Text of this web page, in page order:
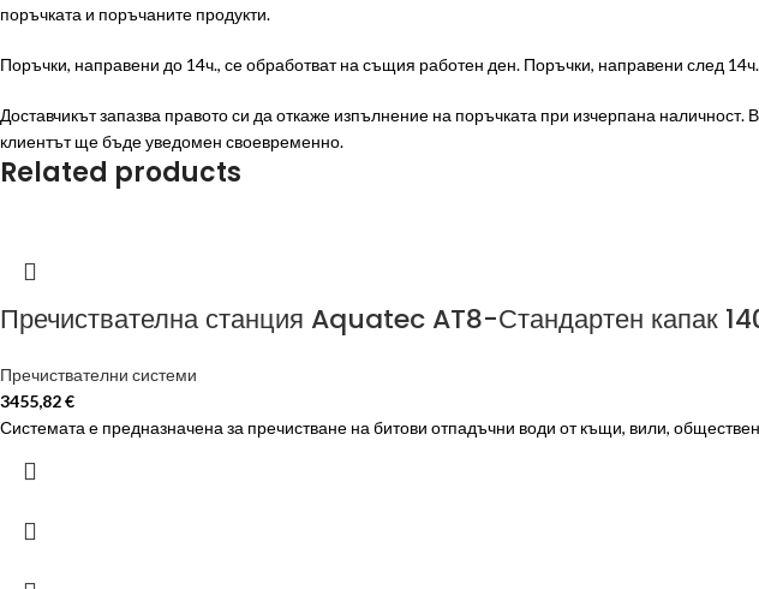
поръчката и поръчаните продукти.
Поръчки, направени до 14ч., се обработват на същия работен ден. Поръчки, направени след
Доставчикът запазва правото си да откаже изпълнение на поръчката при изчерпана
клиентът ще бъде уведомен своевременно.
Related products
Пречиствателна станция Aquatec AT8-Стандартен капак
Пречиствателни системи
3455,82€
Системата е предназначена за пречистване на битови отпадъчни води от къщи, вили,